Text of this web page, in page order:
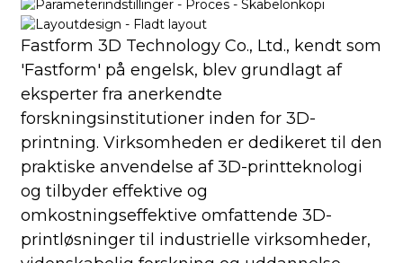
Fastform 3D Technology Co., Ltd., kendt som
'Fastform' på engelsk, blev grundlagt af
eksperter fra anerkendte
forskningsinstitutioner inden for 3D-
printning. Virksomheden er dedikeret til den
praktiske anvendelse af 3D-printteknologi
og tilbyder effektive og
omkostningseffektive omfattende 3D-
printløsninger til industrielle virksomheder,